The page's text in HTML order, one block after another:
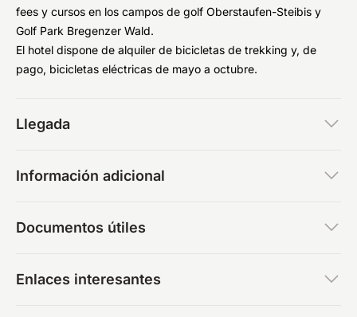
fees y cursos en los campos de golf Oberstaufen-Steibis y
Golf Park Bregenzer Wald.
El hotel dispone de alquiler de bicicletas de trekking y, de
pago, bicicletas eléctricas de mayo a octubre.
Llegada
Información adicional
Documentos útiles
Enlaces interesantes